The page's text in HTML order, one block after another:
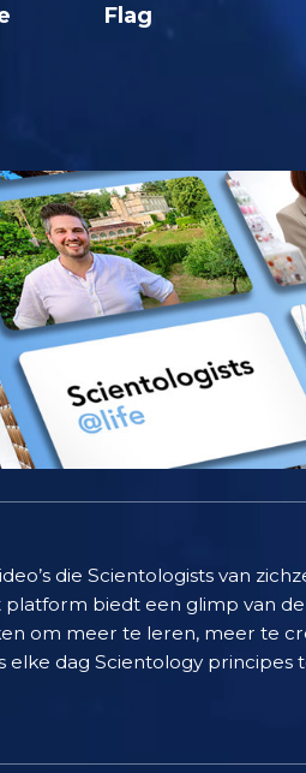
Flag
die Scientologists van
biedt een glimp van
om meer te leren, meer te
elke dag Scientology